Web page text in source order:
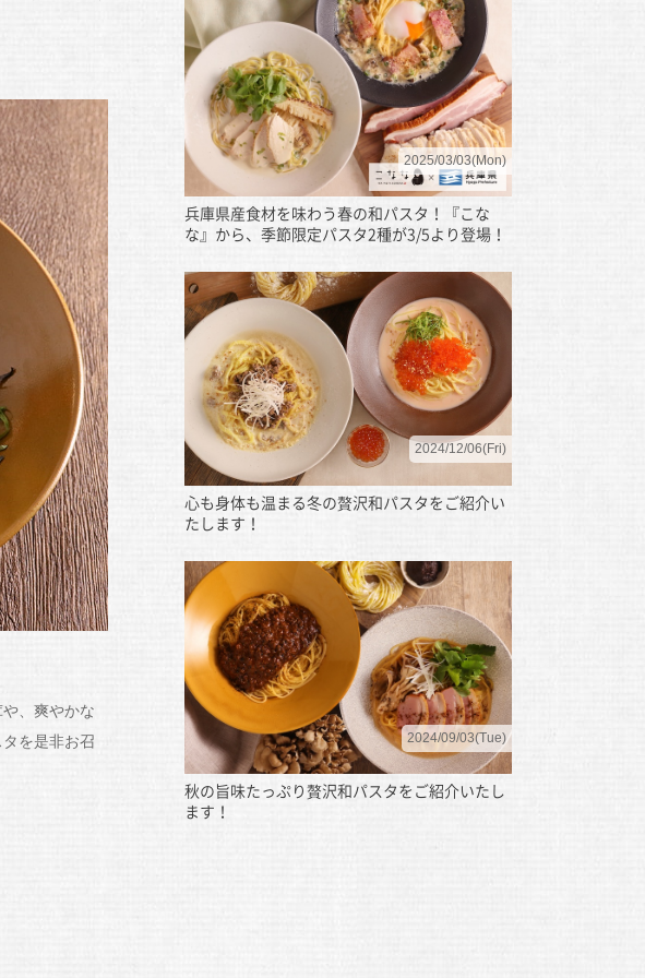
、爽やかな
を是非お召
2025/03/03(Mon)
兵庫県産食材を味わう春の和パスタ！『こな
な』から、季節限定パスタ2種が3/5より登場！
2024/12/06(Fri)
心も身体も温まる冬の贅沢和パスタをご紹介い
たします！
2024/09/03(Tue)
秋の旨味たっぷり贅沢和パスタをご紹介いたし
ます！